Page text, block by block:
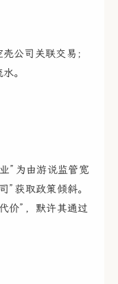
公司关联交易；
。
”为由游说监管宽
”获取政策倾斜。
价”，默许其通过